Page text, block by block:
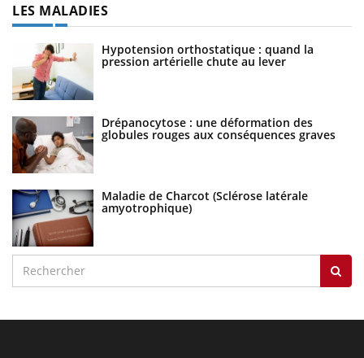
LES MALADIES
Hypotension orthostatique : quand la
pression artérielle chute au lever
Drépanocytose : une déformation des
globules rouges aux conséquences graves
Maladie de Charcot (Sclérose latérale
amyotrophique)